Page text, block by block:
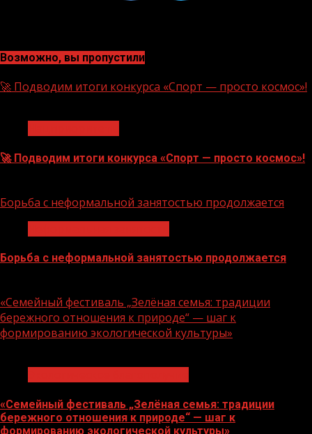
Возможно, вы пропустили
🚀 Подводим итоги конкурса «Спорт — просто космос»!
🚀 Подводим итоги конкурса «Спорт — просто космос»!
Борьба с неформальной занятостью продолжается
Борьба с неформальной занятостью продолжается
«Семейный фестиваль „Зелёная семья: традиции
бережного отношения к природе“ — шаг к
формированию экологической культуры»
«Семейный фестиваль „Зелёная семья: традиции
бережного отношения к природе“ — шаг к
формированию экологической культуры»